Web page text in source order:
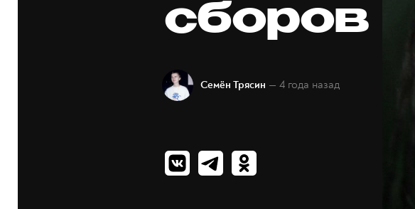
сборов
Семён Трясин — 4 года назад